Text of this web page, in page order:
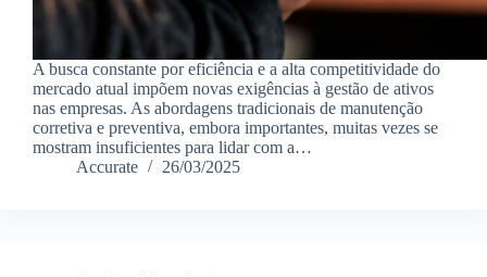
A busca constante por eficiência e a alta competitividade do
mercado atual impõem novas exigências à gestão de ativos
nas empresas. As abordagens tradicionais de manutenção
corretiva e preventiva, embora importantes, muitas vezes se
mostram insuficientes para lidar com a…
Accurate
26/03/2025